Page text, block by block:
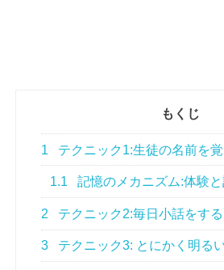
もくじ
1 テクニック1:生徒の名前を
1.1 記憶のメカニズム:体験
2 テクニック2:毎日小話をする
3 テクニック3: とにかく明る